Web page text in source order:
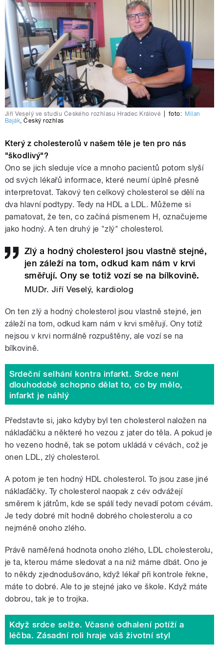
Jiří Veselý ve studiu Českého rozhlasu Hradec Králové foto: Milan
Baják,Český rozhlas
Který z cholesterolů v našem těle je ten pro nás
"škodlivý"?
Ono se jich sleduje více a mnoho pacientů potom slyší
od svých lékařů informace, které neumí úplně přesně
interpretovat. Takový ten celkový cholesterol se dělí na
dva hlavní podtypy. Tedy na HDL a LDL. Můžeme si
pamatovat, že ten, co začíná písmenem H, označujeme
jako hodný. A ten druhý je "zlý" cholesterol.
Zlý a hodný cholesterol jsou vlastně stejné,
jen záleží na tom, odkud kam nám v krvi
směřují. Ony se totiž vozí se na bílkovině.
MUDr. Jiří Veselý, kardiolog
On ten zlý a hodný cholesterol jsou vlastně stejné, jen
záleží na tom, odkud kam nám v krvi směřují. Ony totiž
nejsou v krvi normálně rozpuštěny, ale vozí se na
bílkovině.
Srdeční selhání kontra infarkt. Srdce není
dlouhodobě schopno dělat to, co by mělo,
infarkt je náhlý
Představte si, jako kdyby byl ten cholesterol naložen na
náklaďáčku a některé ho vezou z jater do těla. A pokud je
ho vezeno hodně, tak se potom ukládá v cévách, což je
onen LDL, zlý cholesterol.
A potom je ten hodný HDL cholesterol. To jsou zase jiné
náklaďáčky. Ty cholesterol naopak z cév odvážejí
směrem k játrům, kde se spálí tedy nevadí potom cévám.
Je tedy dobré mít hodně dobrého cholesterolu a co
nejméně onoho zlého.
Právě naměřená hodnota onoho zlého, LDL cholesterolu,
je ta, kterou máme sledovat a na niž máme dbát. Ono je
to někdy zjednodušováno, když lékař při kontrole řekne,
máte to dobré. Ale to je stejné jako ve škole. Když máte
dobrou, tak je to trojka.
Když srdce selže. Včasné odhalení potíží a
léčba. Zásadní roli hraje váš životní styl